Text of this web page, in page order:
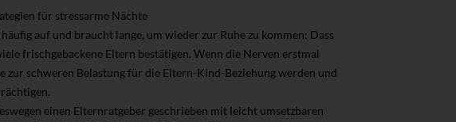
für stressarme Nächte
auf und braucht lange, um wieder zur Ruhe zu kommen: Dass
frischgebackene Eltern bestätigen. Wenn die Nerven erstmal
zur schweren Belastung für die Eltern-Kind-Beziehung werden und
einen Elternratgeber geschrieben mit leicht umsetzbaren